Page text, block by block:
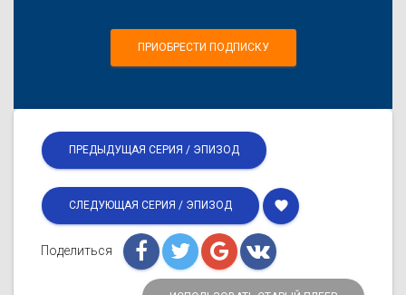
ПРИОБРЕСТИ ПОДПИСКУ
ПРЕДЫДУЩАЯ СЕРИЯ / ЭПИЗОД
СЛЕДУЮЩАЯ СЕРИЯ / ЭПИЗОД favorite
Поделиться